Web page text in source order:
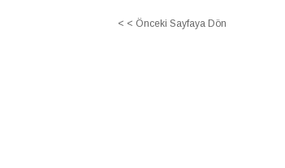
< < Önceki Sayfaya Dön